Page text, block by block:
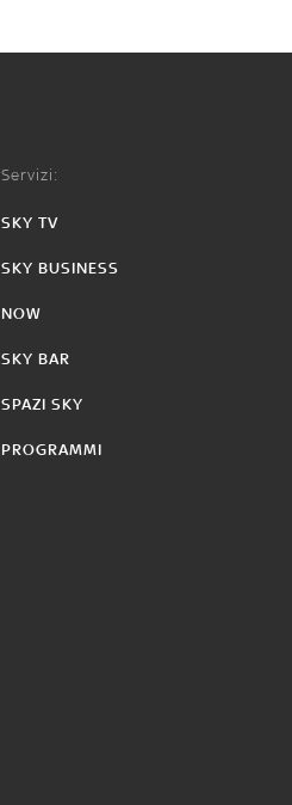
Servizi:
SKY TV
SKY BUSINESS
NOW
SKY BAR
SPAZI SKY
PROGRAMMI